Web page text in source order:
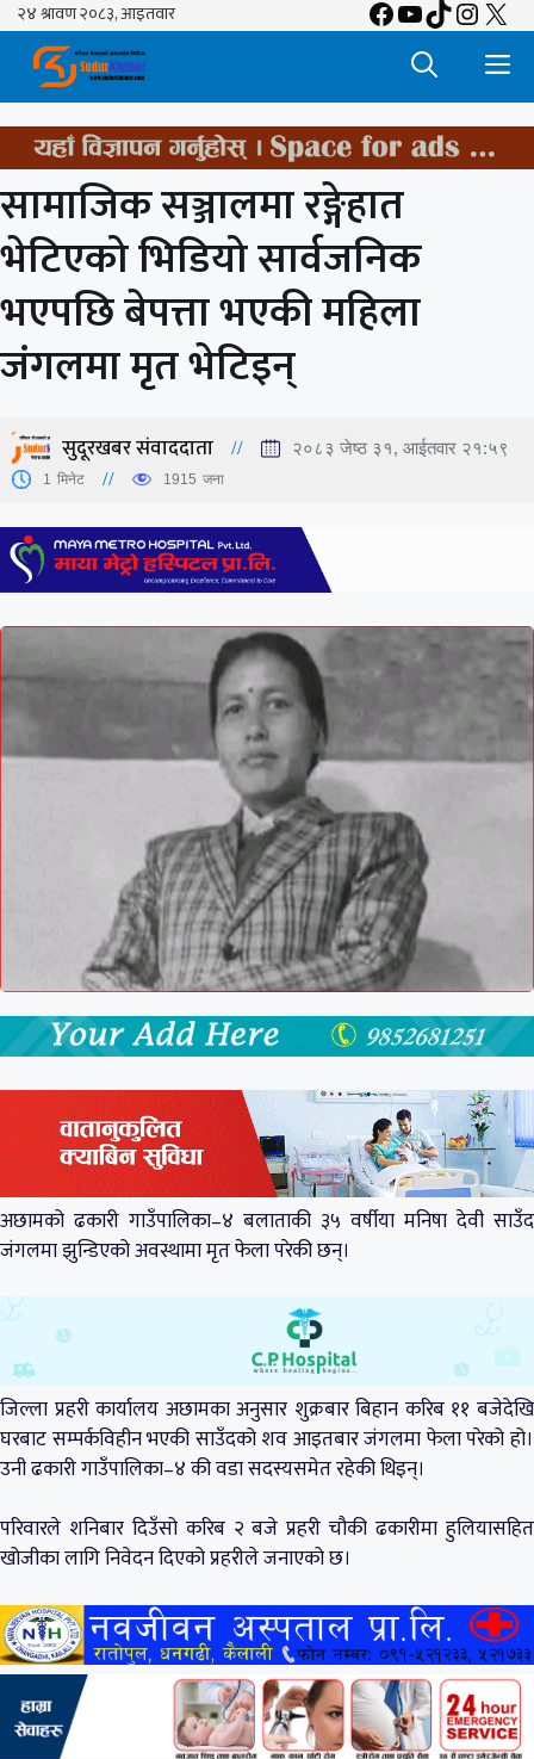
Skip
content
Facebook
YouTube
TikTok
X
सामाजिक सञ्जालमा रङ्गेहात
भेटिएको भिडियो सार्वजनिक
भएपछि बेपत्ता भएकी महिला
जंगलमा मृत भेटिइन्
सुदूरखबर संवाददाता २०८३ जेष्ठ ३१, आईतवार २१:५९
1 मिनेट 1915 जना
अछामको ढकारी गाउँपालिका–४ बलाताकी ३५ वर्षीया मनिषा देवी साउँद
जंगलमा झुन्डिएको अवस्थामा मृत फेला परेकी छन्।
जिल्ला प्रहरी कार्यालय अछामका अनुसार शुक्रबार बिहान करिब ११ बजेदेखि
घरबाट सम्पर्कविहीन भएकी साउँदको शव आइतबार जंगलमा फेला परेको हो।
उनी ढकारी गाउँपालिका–४ की वडा सदस्यसमेत रहेकी थिइन्।
परिवारले शनिबार दिउँसो करिब २ बजे प्रहरी चौकी ढकारीमा हुलियासहित
खोजीका लागि निवेदन दिएको प्रहरीले जनाएको छ।